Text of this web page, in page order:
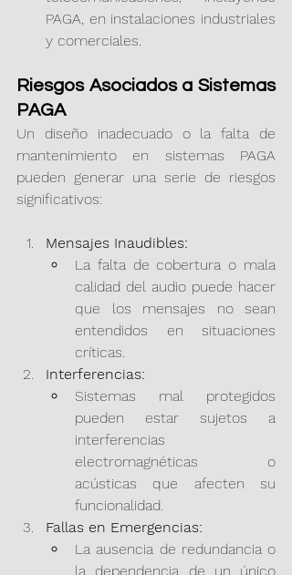
PAGA, en instalaciones industriales
y comerciales.
Riesgos Asociados a Sistemas
PAGA
Un diseño inadecuado o la falta de
mantenimiento en sistemas PAGA
pueden generar una serie de riesgos
significativos:
Mensajes Inaudibles:
La falta de cobertura o mala
calidad del audio puede hacer
que los mensajes no sean
entendidos en situaciones
críticas.
Interferencias:
Sistemas mal protegidos
pueden estar sujetos a
interferencias
electromagnéticas o
acústicas que afecten su
funcionalidad.
Fallas en Emergencias:
La ausencia de redundancia o
la dependencia de un único